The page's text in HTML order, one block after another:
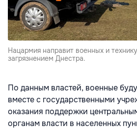
Нацармия направит военных и
загрязнением Днестра.
По данным властей, военные
вместе с государственными
оказания поддержки
органам власти в населенных